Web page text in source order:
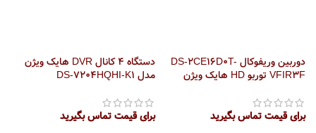
دوربین وریفوکال DS-2CE16D0T-
VFIR3F توربو HD هایک ویژن
برای قیمت تماس بگیرید
دستگاه 4 کانال DVR هایک ویژن
مدل DS-7204HQHI-K1
برای قیمت تماس بگیرید